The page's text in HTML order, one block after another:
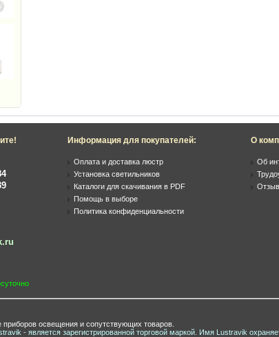
Информация для покупателей:
Оплата и доставка люстр
Установка светильников
Каталоги для скачивания в PDF
Помощь в выборе
Политика конфиденциальности
О
Об
приборов освещения и сопутствующих товаров.
- является зарегистрированной торговой маркой. Имя Lustravik